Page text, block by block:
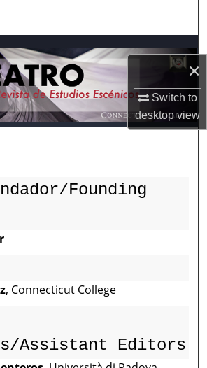
×
Switch to
desktopview
Collections
My Account
About
Commons Network™
Founding
, Connecticut College
Assistant Editors